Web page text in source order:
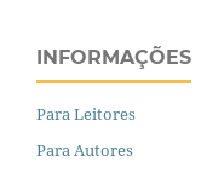
INFORMAÇÕES
Para Leitores
Para Autores